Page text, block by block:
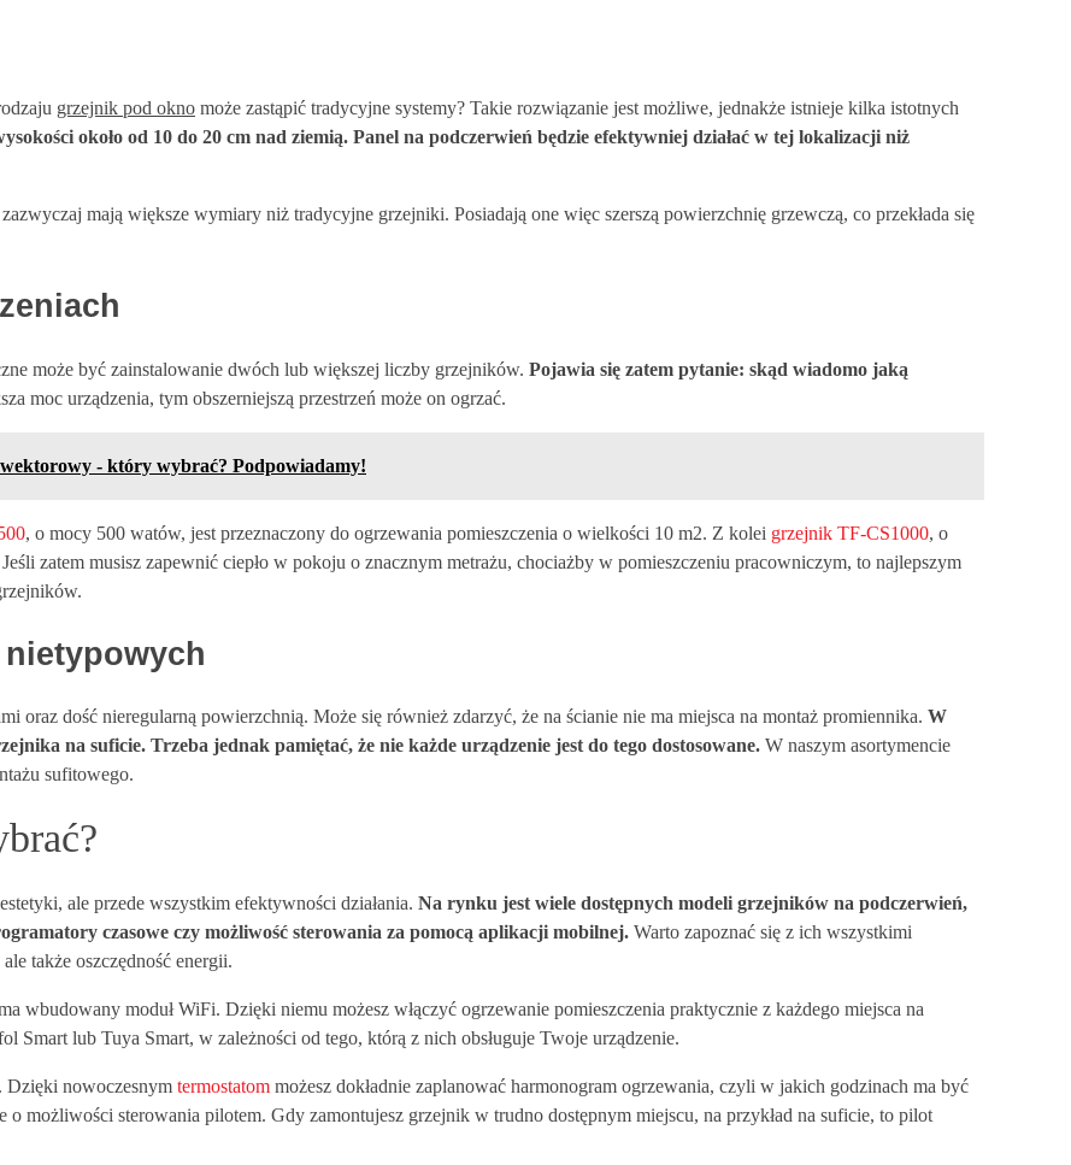
grzejnik pod okno może zastąpić tradycyjne systemy? Takie rozwiązanie jest możliwe, jednakże istnieje kilka istotnych
około od 10 do 20 cm nad ziemią. Panel na podczerwień będzie efektywniej działać w tej lokalizacji niż
mają większe wymiary niż tradycyjne grzejniki. Posiadają one więc szerszą powierzchnię grzewczą, co przekłada się
może być zainstalowanie dwóch lub większej liczby grzejników. Pojawia się zatem pytanie: skąd wiadomo jaką
moc urządzenia, tym obszerniejszą przestrzeń może on ogrzać.
- który wybrać? Podpowiadamy!
, o mocy 500 watów, jest przeznaczony do ogrzewania pomieszczenia o wielkości 10 m2. Z kolei grzejnik TF-CS1000, o
zatem musisz zapewnić ciepło w pokoju o znacznym metrażu, chociażby w pomieszczeniu pracowniczym, to najlepszym
oraz dość nieregularną powierzchnią. Może się również zdarzyć, że na ścianie nie ma miejsca na montaż promiennika. W
na suficie. Trzeba jednak pamiętać, że nie każde urządzenie jest do tego dostosowane. W naszym asortymencie
sufitowego.
ale przede wszystkim efektywności działania. Na rynku jest wiele dostępnych modeli grzejników na podczerwień,
czasowe czy możliwość sterowania za pomocą aplikacji mobilnej. Warto zapoznać się z ich wszystkimi
także oszczędność energii.
wbudowany moduł WiFi. Dzięki niemu możesz włączyć ogrzewanie pomieszczenia praktycznie z każdego miejsca na
Smart lub Tuya Smart, w zależności od tego, którą z nich obsługuje Twoje urządzenie.
Dzięki nowoczesnym termostatom możesz dokładnie zaplanować harmonogram ogrzewania, czyli w jakich godzinach ma być
o możliwości sterowania pilotem. Gdy zamontujesz grzejnik w trudno dostępnym miejscu, na przykład na suficie, to pilot